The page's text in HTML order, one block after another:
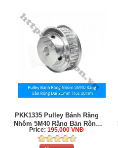
PKK1335 Pulley Bánh Răng
Nhôm 5M40 Răng Bản Rộng
Đai ...
Price:195.000 VNĐ